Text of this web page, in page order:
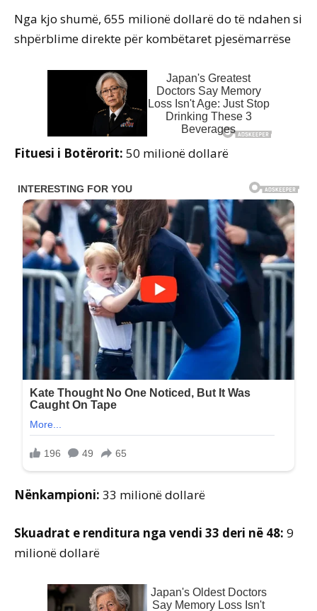
Nga kjo shumë, 655 milionë dollarë do të ndahen si
shpërblime direkte për kombëtaret pjesëmarrëse
Fituesi i Botërorit: 50 milionë dollarë
Nënkampioni: 33 milionë dollarë
Skuadrat e renditura nga vendi 33 deri në 48: 9
milionë dollarë